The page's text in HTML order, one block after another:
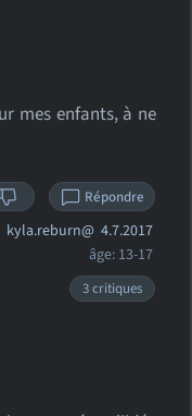
mes enfants, à ne
Répondre
kyla.reburn@ 4.7.2017
âge: 13-17
3 critiques